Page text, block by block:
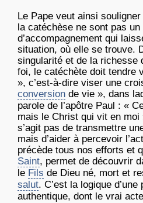
Le Pape veut ainsi
la catéchèse ne sont pas
d’accompagnement qui
situation, où elle se trouve.
singularité et de la richesse
foi, le catéchète doit tendre
», c’est-à-dire viser une
conversion de vie », dans
parole de l’apôtre Paul : «
mais le Christ qui vit en
s’agit pas de transmettre
mais d’aider à percevoir
précède tous nos efforts et
Saint, permet de découvrir
le Fils de Dieu né, mort et
salut. C’est la logique d’une
authentique, dont le vrai